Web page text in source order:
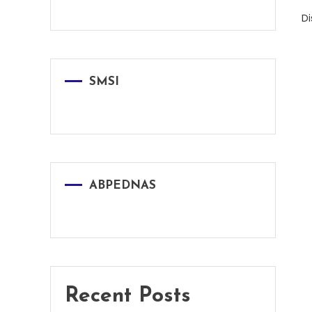
SMSI
ABPEDNAS
Recent Posts